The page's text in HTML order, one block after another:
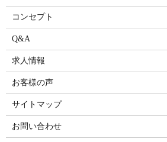
コンセプト
Q&A
求人情報
お客様の声
サイトマップ
お問い合わせ